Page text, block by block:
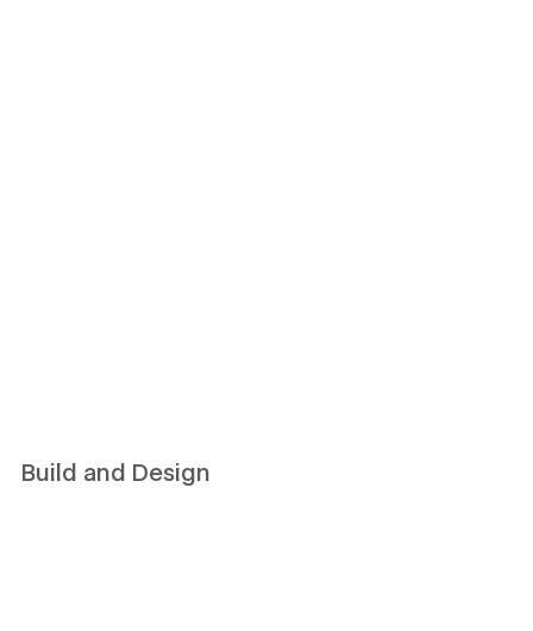
Build and Design